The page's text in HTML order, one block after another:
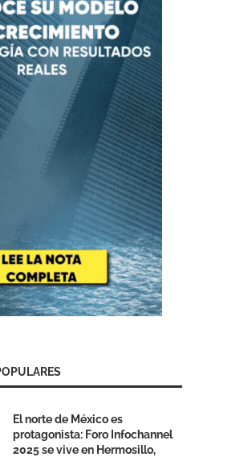
El norte de México es
protagonista: Foro Infochannel
2025 se vive en Hermosillo,